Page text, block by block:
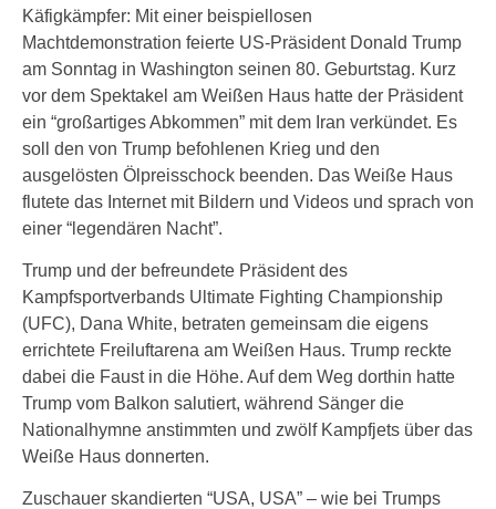
Käfigkämpfer: Mit einer beispiellosen
Machtdemonstration feierte US-Präsident Donald Trump
am Sonntag in Washington seinen 80. Geburtstag. Kurz
vor dem Spektakel am Weißen Haus hatte der Präsident
ein “großartiges Abkommen” mit dem Iran verkündet. Es
soll den von Trump befohlenen Krieg und den
ausgelösten Ölpreisschock beenden. Das Weiße Haus
flutete das Internet mit Bildern und Videos und sprach von
einer “legendären Nacht”.
Trump und der befreundete Präsident des
Kampfsportverbands Ultimate Fighting Championship
(UFC), Dana White, betraten gemeinsam die eigens
errichtete Freiluftarena am Weißen Haus. Trump reckte
dabei die Faust in die Höhe. Auf dem Weg dorthin hatte
Trump vom Balkon salutiert, während Sänger die
Nationalhymne anstimmten und zwölf Kampfjets über das
Weiße Haus donnerten.
Zuschauer skandierten “USA, USA” – wie bei Trumps